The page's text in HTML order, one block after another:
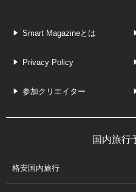
Smart Magazineとは
Privacy Policy
参加クリエイター
国内旅行
格安国内旅行